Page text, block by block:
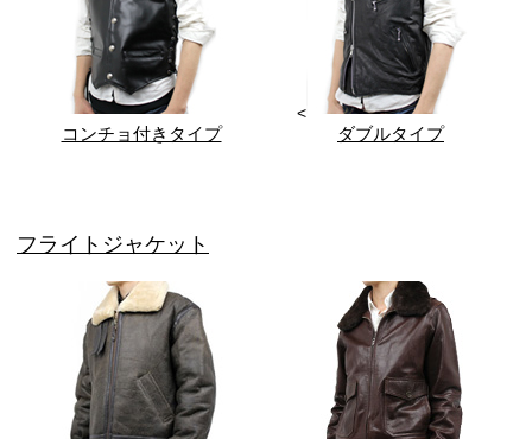
コンチョ付きタイプ
<
ダブルタイプ
フライトジャケット